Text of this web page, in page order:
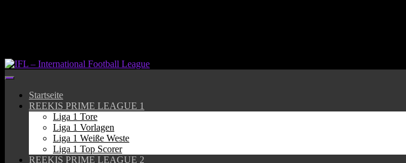
Startseite
REEKIS PRIME LEAGUE 1
Liga 1 Tore
Liga 1 Vorlagen
Liga 1 Weiße Weste
Liga 1 Top Scorer
REEKIS PRIME LEAGUE 2